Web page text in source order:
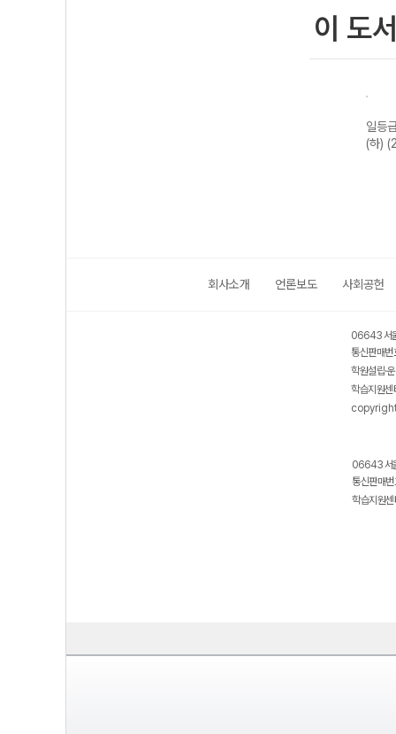
이 도
일등
(하)
회사소개 언론보도 사회공헌
06643 서
통신판매
학원설립·
학습지원
06643 서
통신판매
학습지원